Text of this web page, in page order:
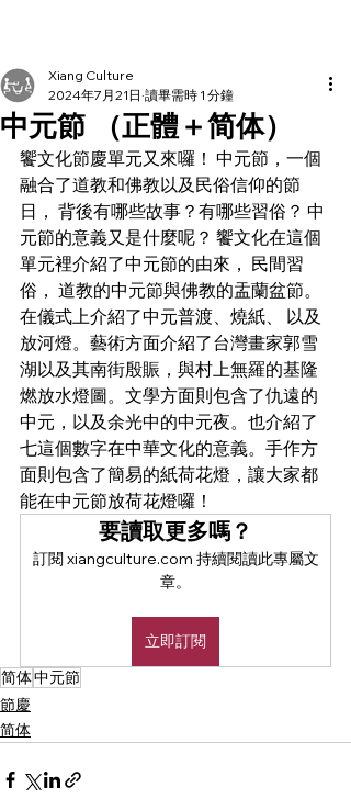
中元節 （正體＋简体）
Xiang Culture
2024年7月21日 讀畢需時 1 分鐘
饗文化節慶單元又來囉！ 中元節，一個
融合了道教和佛教以及民俗信仰的節
日， 背後有哪些故事？有哪些習俗？ 中
元節的意義又是什麼呢？ 饗文化在這個
單元裡介紹了中元節的由來， 民間習
俗， 道教的中元節與佛教的盂蘭盆節。
在儀式上介紹了中元普渡、燒紙、 以及
放河燈。藝術方面介紹了台灣畫家郭雪
湖以及其南街殷賑，與村上無羅的基隆
燃放水燈圖。文學方面則包含了仇遠的
中元，以及余光中的中元夜。也介紹了
七這個數字在中華文化的意義。手作方
面則包含了簡易的紙荷花燈，讓大家都
能在中元節放荷花燈囉！
要讀取更多嗎？
訂閱 xiangculture.com 持續閱讀此專屬文
章。
立即訂閱
简体中元節
節慶
简体